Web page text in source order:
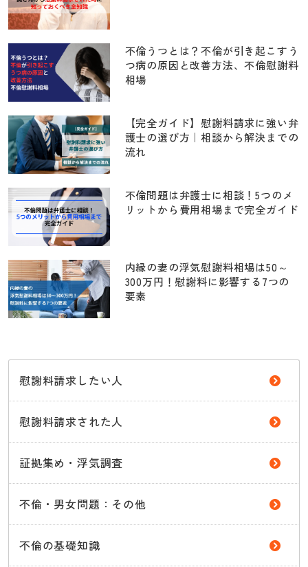
不倫うつとは？不倫が引き起こすう
つ病の原因と改善方法、不倫慰謝料
相場
【完全ガイド】慰謝料請求に強い弁
護士の選び方｜相談から解決までの
流れ
不倫問題は弁護士に相談！5つのメ
リットから費用相場まで完全ガイド
内縁の妻の浮気慰謝料相場は50～
300万円！慰謝料に影響する7つの
要素
慰謝料請求したい人
慰謝料請求された人
証拠集め・浮気調査
不倫・男女問題：その他
不倫の基礎知識